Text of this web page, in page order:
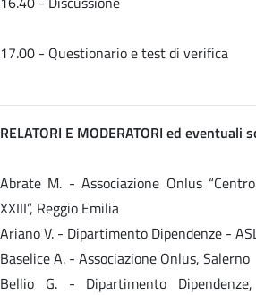
17.00 - Questionario e test di verifica
RELATORI E MODERATORI ed eventuali
Abrate M. - Associazione Onlus
XXIII”, Reggio Emilia
Ariano V. - Dipartimento Dipendenze -
Baselice A. - Associazione Onlus, Salerno
Bellio G. - Dipartimento